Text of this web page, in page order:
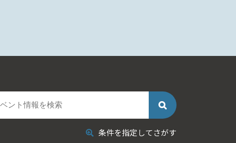
条件を指定してさがす